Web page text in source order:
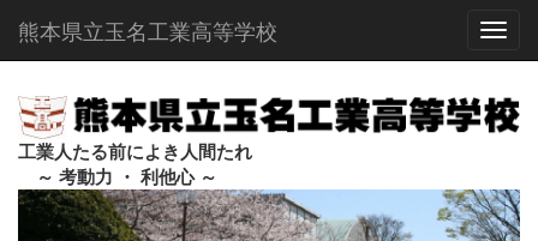
熊本県立玉名工業高等学校
工業人たる前によき人間たれ
～ 考動力 ・ 利他心 ～